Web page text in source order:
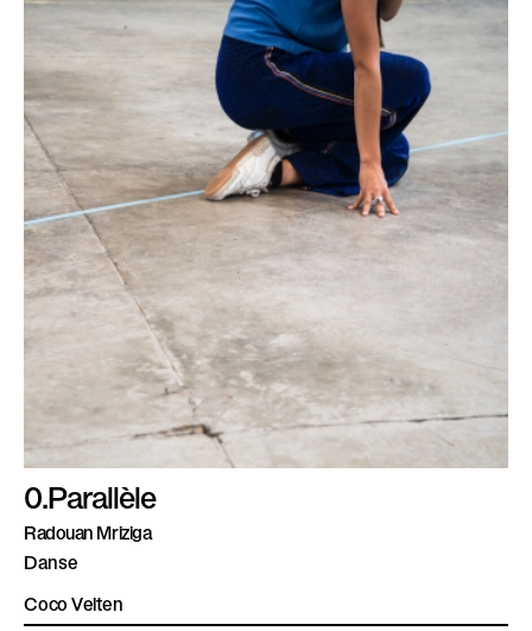
0.Parallèle
Radouan Mriziga
Danse
Coco Velten